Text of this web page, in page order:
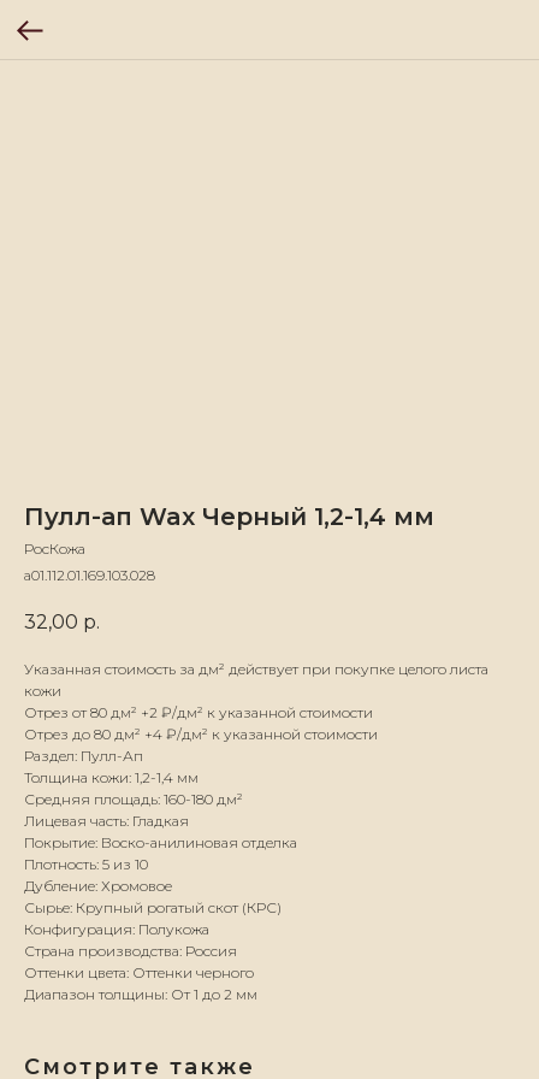
Пулл-ап Wax Черный 1,2-1,4 мм
РосКожа
а01.112.01.169.103.028
32,00 р.
Указанная стоимость за дм² действует при покупке целого листа
кожи
Отрез от 80 дм² +2 ₽/дм² к указанной стоимости
Отрез до 80 дм² +4 ₽/дм² к указанной стоимости
Раздел: Пулл-Ап
Толщина кожи: 1,2-1,4 мм
Средняя площадь: 160-180 дм²
Лицевая часть: Гладкая
Покрытие: Воско-анилиновая отделка
Плотность: 5 из 10
Дубление: Хромовое
Сырье: Крупный рогатый скот (КРС)
Конфигурация: Полукожа
Страна производства: Россия
Оттенки цвета: Оттенки черного
Диапазон толщины: От 1 до 2 мм
Смотрите также